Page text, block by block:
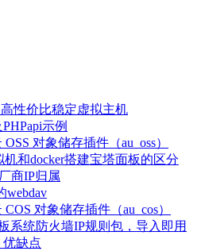
性价比稳定虚拟主机
示例
对象储存插件（au_oss）
和docker搭建宝塔面板的区分
商IP归属
webdav
对象储存插件（au_cos）
系统防火墙IP规则包，导入即用
优缺点